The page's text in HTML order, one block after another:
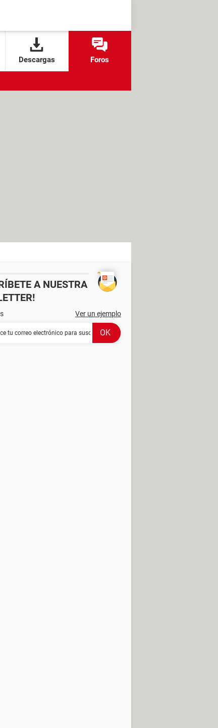
Descargas Foros
A NUESTRA
Ver un ejemplo